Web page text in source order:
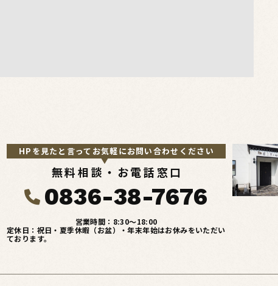
HPを見たと言ってお気軽にお問い合わせください
無料相談・お電話窓口
0836-38-7676
営業時間：8:30〜18:00
定休日：祝日・夏季休暇（お盆）・年末年始はお休みをいただい
ております。